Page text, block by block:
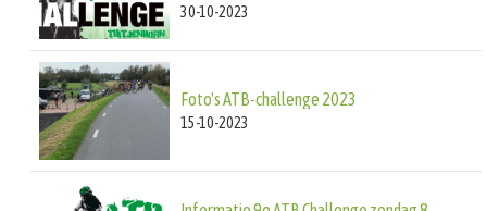
30-10-2023
Foto's ATB-challenge 2023
15-10-2023